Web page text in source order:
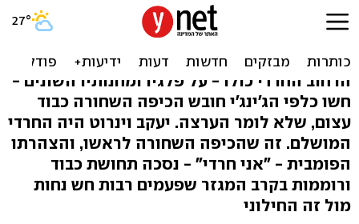
החרדי היפה: יעקב וינרוט,
האיש שכולנו רצינו להיות
הרחוב החרדי כולו - על פלגיו ומחנותיו השונים -
חשו כלפי הג'ינג'י חובש הכיפה השחורה כבוד
עצום, שלא לומר הערצה. יעקב וינרוט היה החרדי
המושלם. זה שהכיפה השחורה לראשו, והצהרתו
הפומבית - "אני חרדי" - נסכה תחושת כבוד
ורוממות בקרב המגזר שפעמים רבות חש נחות
מול זה החילוני